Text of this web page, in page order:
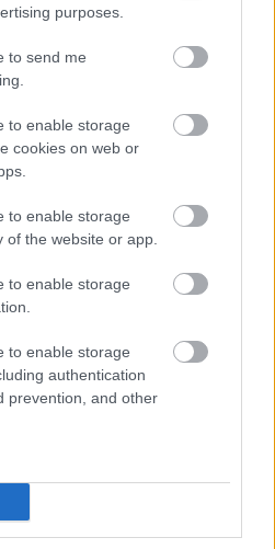
purposes.
to send me
to enable storage
cookies on web or
to enable storage
of the website or app.
to enable storage
to enable storage
authentication
prevention, and other
Adja
aGDPR-szabályzatot